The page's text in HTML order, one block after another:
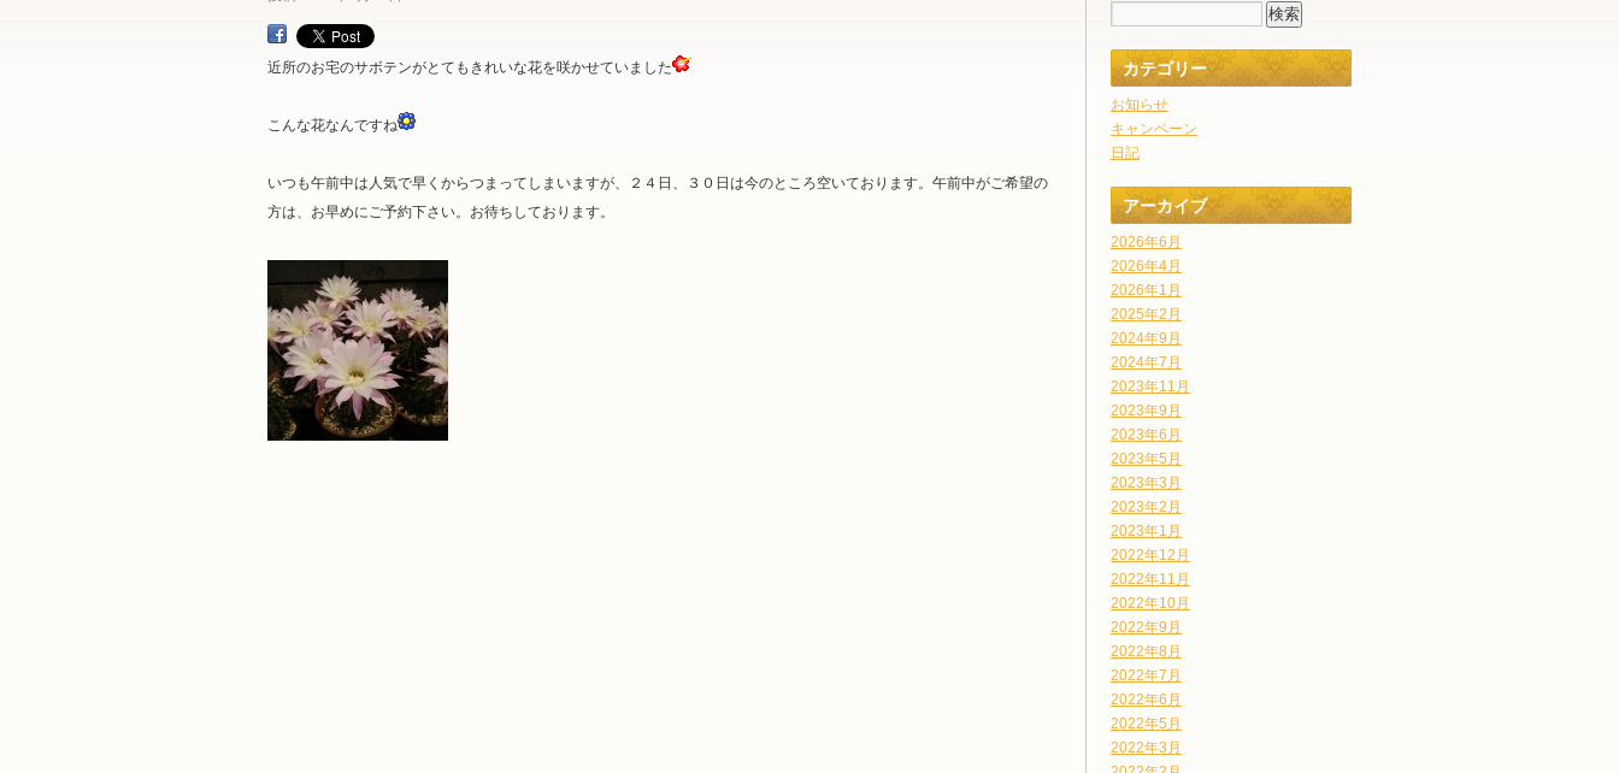
カテゴリー
お知らせ
キャンペーン
日記
アーカイブ
2026年6月
2026年4月
2026年1月
2025年2月
2024年9月
2024年7月
2023年11月
2023年9月
2023年6月
2023年5月
2023年3月
2023年2月
2023年1月
2022年12月
2022年11月
2022年10月
2022年9月
2022年8月
2022年7月
2022年6月
2022年5月
2022年3月
近所のお宅のサボテンがとてもきれいな花を咲かせていました
こんな花なんですね
いつも午前中は人気で早くからつまってしまいますが、２４日、３０日は今のところ空いております。午前中がご希望の
方は、お早めにご予約下さい。お待ちしております。